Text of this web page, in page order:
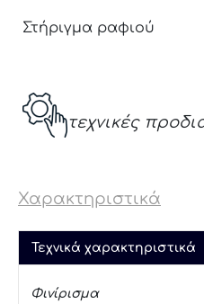
Στήριγμα ραφιού
τεχνικές
Χαρακτηριστικά
Τεχνικά χαρακτηριστικά
Φινίρισμα